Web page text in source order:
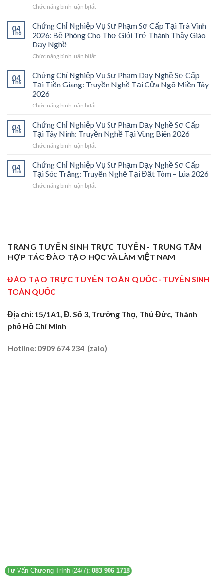
Chức năng bình luận bị tắtở
Chỉ
Nghiệp
Vụ
Phạm
Cấp
Tại
Vĩnh
2026:
Cánh
Cửa
Nghề
“Thầy
Nghề”
Ở
Trung
Tâm
04
Th6
Chứng Chỉ Nghiệp Vụ Sư Phạm Sơ Cấp Tại Trà Vinh
2026: Bệ Phóng Cho Thợ Giỏi Trở Thành Thầy Giáo
Dạy Nghề
Chức năng bình luận bị tắtở
Chỉ
Nghiệp
Vụ
Phạm
Cấp
Tại
Trà
Vinh
Bệ
Phóng
Cho
Thợ
Nghề
04
Th6
Chứng Chỉ Nghiệp Vụ Sư Phạm Dạy Nghề Sơ Cấp
Tại Tiền Giang: Truyền Nghề Tại Cửa Ngõ Miền Tây
2026
Chức năng bình luận bị tắtở
Chỉ
Nghiệp
Vụ
Sư
Dạy
Nghề
Sơ
Cấp
Cửa
Ngõ
Miền
2026
04
Th6
Chứng Chỉ Nghiệp Vụ Sư Phạm Dạy Nghề Sơ Cấp
Tại Tây Ninh: Truyền Nghề Tại Vùng Biên 2026
Chức năng bình luận bị tắtở
Chỉ
Nghiệp
Vụ
Sư
Tây
Ninh:
Truyền
Tại
04
Th6
Chứng Chỉ Nghiệp Vụ Sư Phạm Dạy Nghề Sơ Cấp
Tại Sóc Trăng: Truyền Nghề Tại Đất Tôm – Lúa 2026
Chức năng bình luận bị tắtở
Dạy
Nghề
Sơ
Tại
Sóc
Nghề
Tại
Lúa
TRANG TUYỂN SINH TRỰC TUYẾN - TRUNG TÂM
HỢP TÁC ĐÀO TẠO HỌC VÀ LÀM VIỆT NAM
ĐÀO TẠO TRỰC TUYẾN TOÀN QUỐC - TUYỂN SINH
TOÀN QUỐC
Địa chỉ: 15/1A1, Đ. Số 3, Trường Thọ, Thủ Đức, Thành
phố Hồ Chí Minh
Hotline: 0909 674 234 (zalo)
Tư Vấn Chương Trình (24/7): 083 906 1718